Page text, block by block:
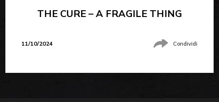
THE CURE – A FRAGILE THING
11/10/2024 Condividi